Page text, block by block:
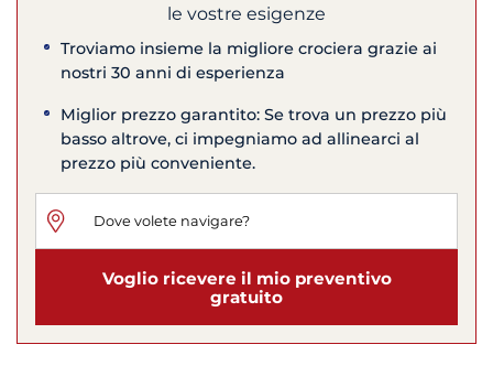
le vostre esigenze
Troviamo insieme la migliore crociera grazie ai
nostri 30 anni di esperienza
Miglior prezzo garantito: Se trova un prezzo più
basso altrove, ci impegniamo ad allinearci al
prezzo più conveniente.
Voglio ricevere il mio preventivo
gratuito